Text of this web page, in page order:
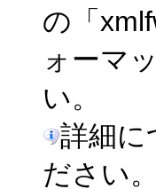
の「
ォーマ
い。
詳細に
ださい。